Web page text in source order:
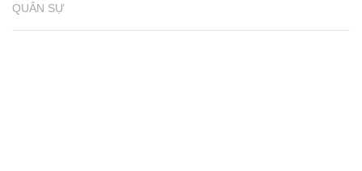
QUÂN SỰ